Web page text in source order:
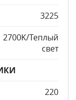
3225
2700K/Теплый
свет
220